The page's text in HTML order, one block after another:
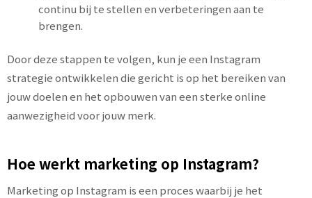
continu bij te stellen en verbeteringen aan te
brengen.
Door deze stappen te volgen, kun je een Instagram
strategie ontwikkelen die gericht is op het bereiken van
jouw doelen en het opbouwen van een sterke online
aanwezigheid voor jouw merk.
Hoe werkt marketing op Instagram?
Marketing op Instagram is een proces waarbij je het